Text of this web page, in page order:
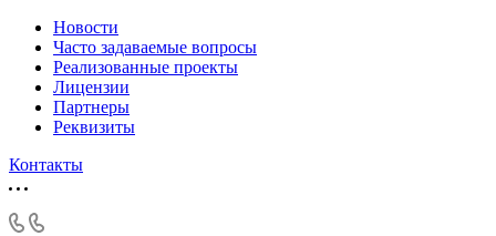
Новости
Часто задаваемые вопросы
Реализованные проекты
Лицензии
Партнеры
Реквизиты
Контакты